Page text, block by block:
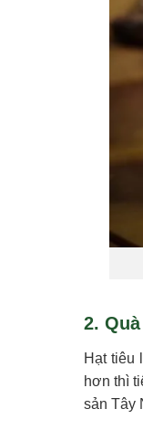
2.
Hạt tiêu
hơn thì
sản Tây